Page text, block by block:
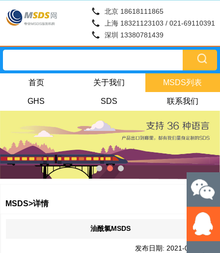
北京 18618111865
上海 18321123103 / 021-69110391
深圳 13380781439
首页 关于我们 MSDS列表
GHS SDS 联系我们
MSDS>详情
油酰氯MSDS
发布日期: 2021-01-04